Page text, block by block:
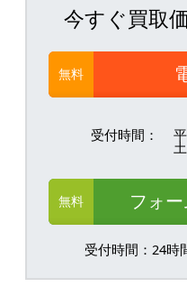
今すぐ買取
無料
受付時間：
無料 フォ
受付時間：24時